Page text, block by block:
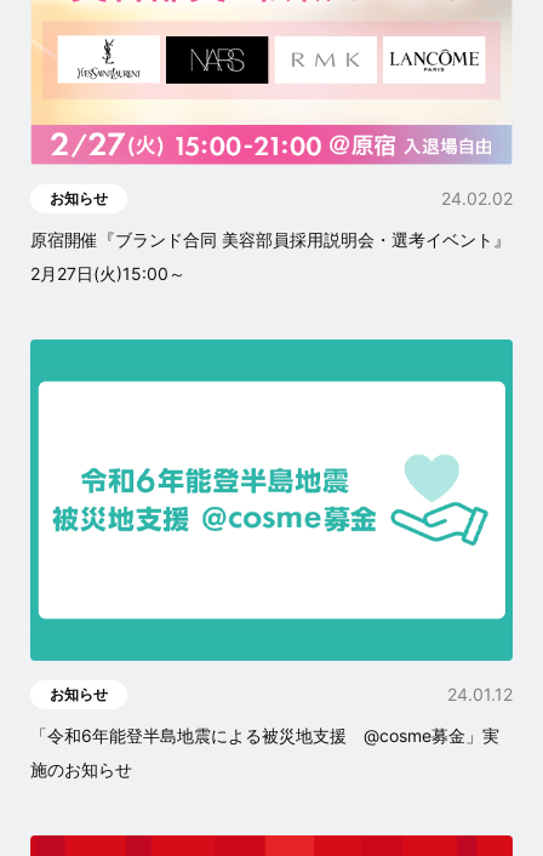
お知らせ
24.02.02
原宿開催『ブランド合同 美容部員採用説明会・選考イベント』
2月27日(火)15:00～
お知らせ
24.01.12
「令和6年能登半島地震による被災地支援 @cosme募金」実
施のお知らせ